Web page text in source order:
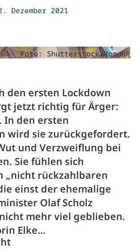
Dezember 2021
Foto: Shutterstock/RomanR
den ersten Lockdown
jetzt richtig für Ärger:
In den ersten
wird sie zurückgefordert.
und Verzweiflung bei
Sie fühlen sich
„nicht rückzahlbaren
einst der ehemalige
Olaf Scholz
mehr viel geblieben.
Elke…